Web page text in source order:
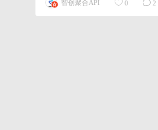
智创聚合API
0 2